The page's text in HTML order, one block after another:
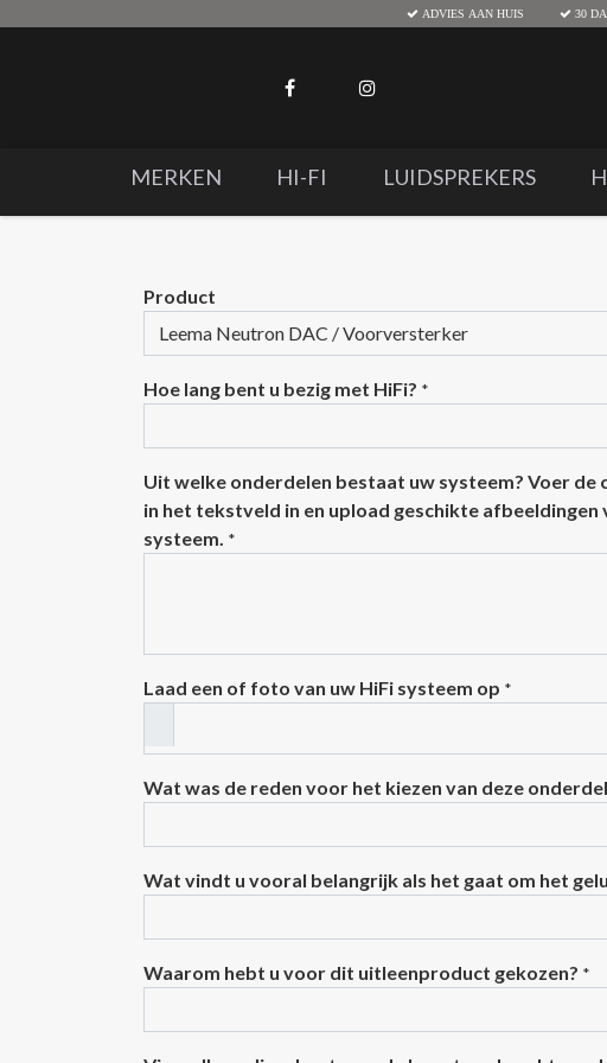
ADVIES AAN HUIS 30
MERKEN HI-FI LUIDSPREKERS
Product
Hoe lang bent u bezig met HiFi? *
Uit welke onderdelen bestaat uw systeem? Voer de
in het tekstveld in en upload geschikte afbeeldingen
systeem. *
Laad een of foto van uw HiFi systeem op *
Wat was de reden voor het kiezen van deze
Wat vindt u vooral belangrijk als het gaat om het
Waarom hebt u voor dit uitleenproduct gekozen? *